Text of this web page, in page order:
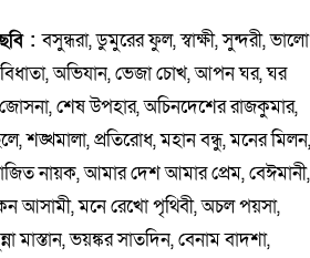
ছবি:বসুন্ধরা, ডুমুরের ফুল, স্বাক্ষী, সুন্দরী, ভালো
অভিযান, ভেজা চোখ, আপন ঘর, ঘর
শেষ উপহার, অচিনদেশের রাজকুমার,
শঙ্খমালা, প্রতিরোধ, মহান বন্ধু, মনের মিলন,
নায়ক, আমার দেশ আমার প্রেম, বেঈমানী,
কেন আসামী, মনে রেখো পৃথিবী, অচল পয়সা,
মাস্তান, ভয়ঙ্কর সাতদিন, বেনাম বাদশা,